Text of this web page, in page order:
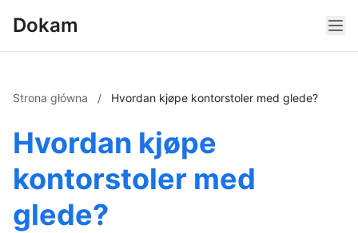
Dokam
Strona główna / Hvordan kjøpe kontorstoler med glede?
Hvordan kjøpe
kontorstoler med
glede?